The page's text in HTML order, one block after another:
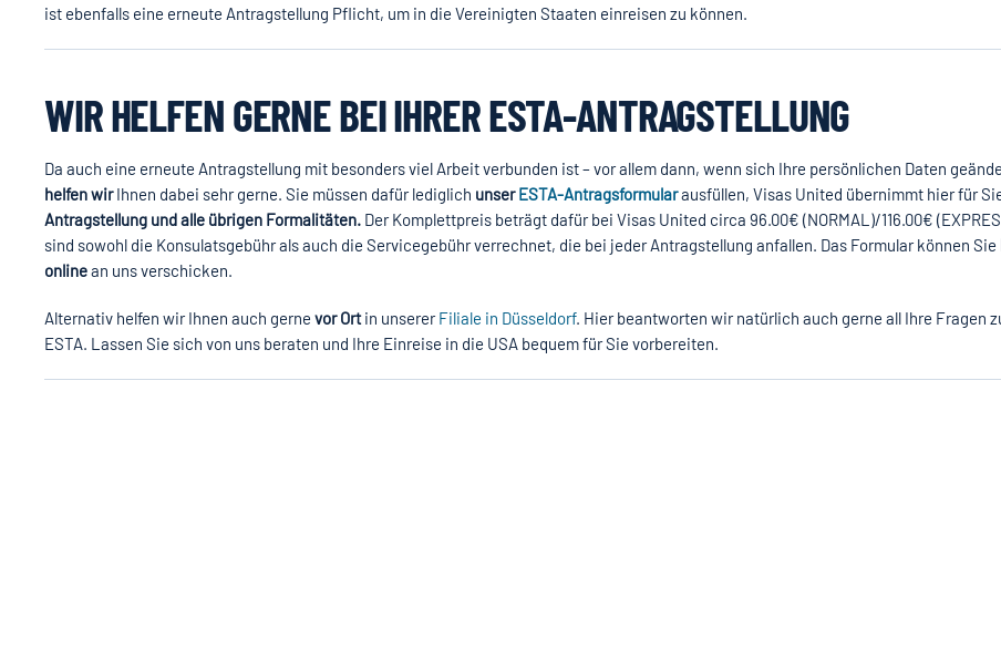
ist ebenfalls eine erneute Antragstellung Pflicht, um in die Vereinigten Staaten einreisen zu können.
WIR HELFEN GERNE BEI IHRER ESTA-ANTRAGSTELLUNG
Da auch eine erneute Antragstellung mit besonders viel Arbeit verbunden ist – vor allem dann, wenn sich Ihre persönlichen Daten
helfen wirIhnen dabei sehr gerne. Sie müssen dafür lediglich unserESTA-Antragsformularausfüllen, Visas United übernimmt hier für
Antragstellung und alle übrigen Formalitäten. Der Komplettpreis beträgt dafür bei Visas United circa 96.00€ (NORMAL)/116.00€
sind sowohl die Konsulatsgebühr als auch die Servicegebühr verrechnet, die bei jeder Antragstellung anfallen. Das Formular können Sie
onlinean uns verschicken.
Alternativ helfen wir Ihnen auch gerne vor Ortin unsererFiliale in Düsseldorf. Hier beantworten wir natürlich auch gerne all Ihre Fragen
ESTA. Lassen Sie sich von uns beraten und Ihre Einreise in die USA bequem für Sie vorbereiten.